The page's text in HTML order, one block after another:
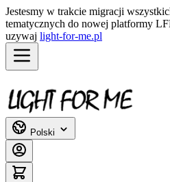
Jestesmy w trakcie migracji
tematycznych do nowej platformy
uzywaj light-for-me.pl
Przejdź do treści
Polski